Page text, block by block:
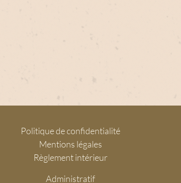
Politique de confidentialité
Mentions légales
Règlement intérieur
Administratif